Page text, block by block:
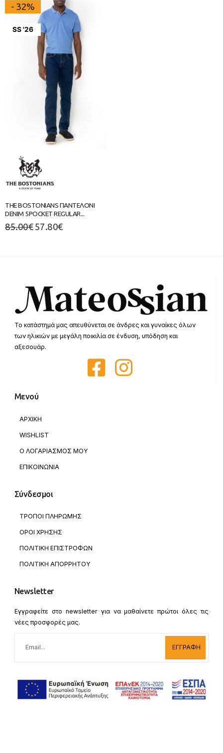
SS '26
- 32%
THE BOSTONIANS ΠΑΝΤΕΛΟΝΙ
DENIM 5POCKET REGULAR...
85.00€ 57.80€
Το κατάστημά μας απευθύνεται σε άνδρες και γυναίκες όλων
των ηλικιών με μεγάλη ποικιλία σε ένδυση, υπόδηση και
αξεσουάρ.
Μενού
ΑΡΧΙΚΗ
WISHLIST
Ο ΛΟΓΑΡΙΑΣΜΟΣ ΜΟΥ
ΕΠΙΚΟΙΝΩΝΙΑ
Σύνδεσμοι
ΤΡΟΠΟΙ ΠΛΗΡΩΜΗΣ
ΟΡΟΙ ΧΡΗΣΗΣ
ΠΟΛΙΤΙΚΗ ΕΠΙΣΤΡΟΦΩΝ
ΠΟΛΙΤΙΚΗ ΑΠΟΡΡΗΤΟΥ
Newsletter
Εγγραφείτε στο newsletter για να μαθαίνετε πρώτοι όλες τις
νέες προσφορές μας.
ΕΓΓΡΑΦΗ